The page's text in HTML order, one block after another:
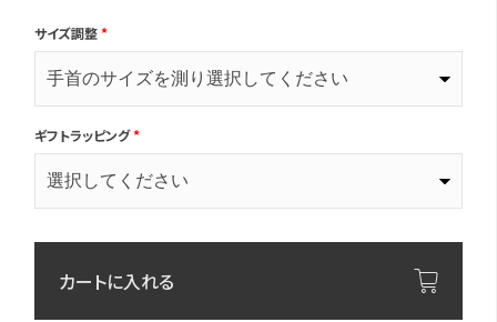
サイズ調整*
ギフトラッピング*
カートに入れる